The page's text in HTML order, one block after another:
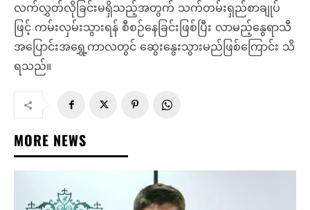
လက်လွှတ်လိုခြင်းမရှိသည့်အတွက် သက်တမ်းရှည်စာချုပ်
ဖြင့် ကမ်းလှမ်းသွားရန် စီစဉ်နေခြင်းဖြစ်ပြီး လာမည့်နွေရာသီ
အပြောင်းအရွှေ့ကာလတွင် ဆွေးနွေးသွားမည်ဖြစ်ကြောင်း သိ
ရသည်။
MORE NEWS